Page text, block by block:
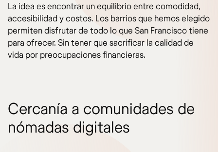
La idea es encontrar un equilibrio entre comodidad,
accesibilidad y costos. Los barrios que hemos elegido
permiten disfrutar de todo lo que San Francisco tiene
para ofrecer. Sin tener que sacrificar la calidad de
vida por preocupaciones financieras.
Cercanía a comunidades de
nómadas digitales